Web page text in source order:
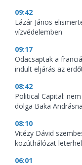
09:42
Lázár János
vízvédelemben
09:17
Odacsaptak a
indult eljárás az
08:42
Political Capital:
dolga Baka
08:10
Vitézy Dávid
közúthálózat
06:01